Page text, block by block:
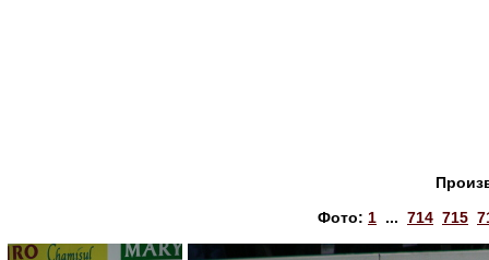
Фото: 1 ... 714 715